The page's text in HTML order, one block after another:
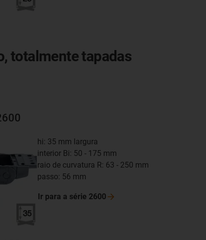
totalmente tapadas
hi: 35 mm largura
interior Bi: 50 - 175 mm
raio de curvatura R: 63 - 250 mm
passo: 56 mm
Ir para a série 2600